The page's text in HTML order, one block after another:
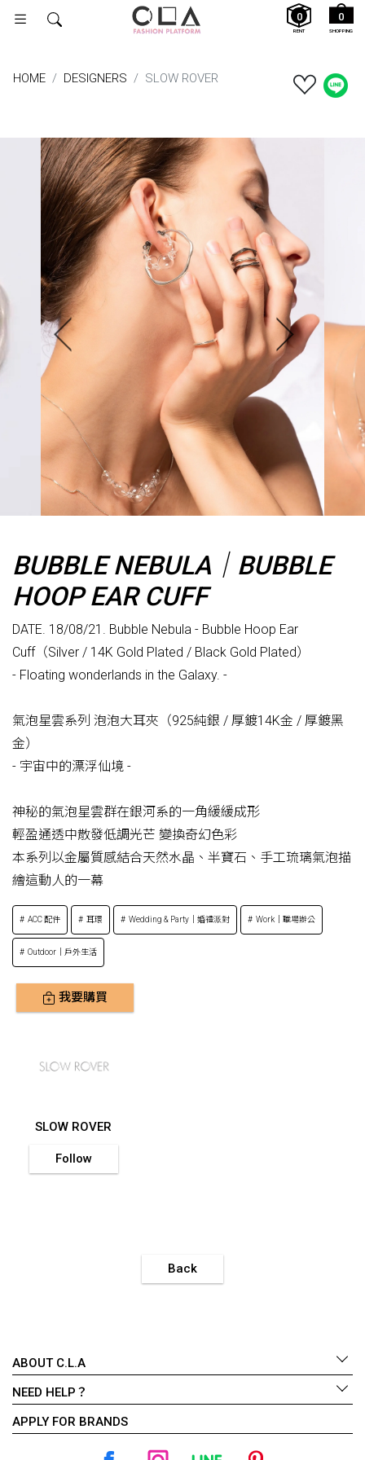
SHOPPING
0
RENT
0
HOME DESIGNERS SLOW ROVER
BUBBLE NEBULA｜BUBBLE
HOOP EAR CUFF
DATE. 18/08/21. Bubble Nebula - Bubble Hoop Ear
Cuff（Silver / 14K Gold Plated / Black Gold Plated）
- Floating wonderlands in the Galaxy. -
氣泡星雲系列 泡泡大耳夾（925純銀 / 厚鍍14K金 / 厚鍍黑
金）
- 宇宙中的漂浮仙境 -
神秘的氣泡星雲群在銀河系的一角緩緩成形
輕盈通透中散發低調光芒 變換奇幻色彩
本系列以金屬質感結合天然水晶、半寶石、手工琉璃氣泡描
繪這動人的一幕
ACC 配件 耳環 Wedding & Party｜婚禮派對 Work｜職場辦公
Outdoor｜戶外生活
我要購買
SLOW ROVER
Follow
Back
ABOUT C.L.A
NEED HELP？
APPLY FOR BRANDS